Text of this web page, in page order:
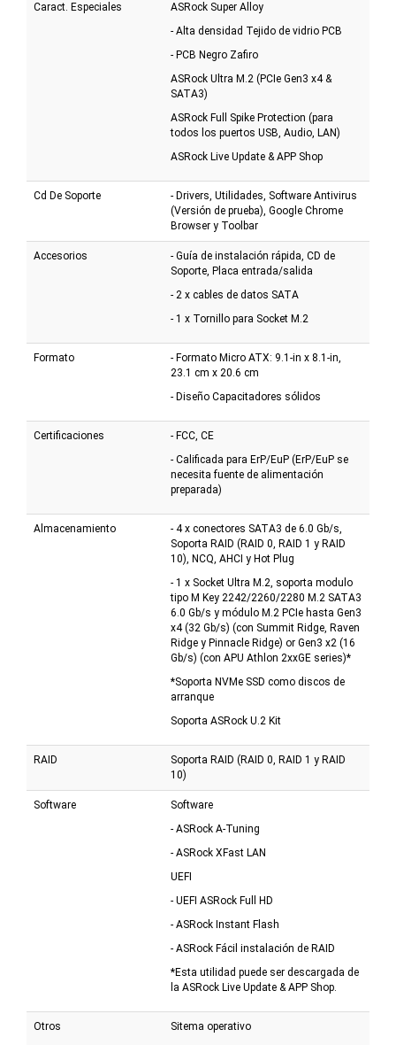
Caract. Especiales
ASRock Super Alloy
- Alta densidad Tejido de vidrio PCB
- PCB Negro Zafiro
ASRock Ultra M.2 (PCIe Gen3 x4 &
SATA3)
ASRock Full Spike Protection (para
todos los puertos USB, Audio, LAN)
ASRock Live Update & APP Shop
Cd De Soporte
- Drivers, Utilidades, Software Antivirus
(Versión de prueba), Google Chrome
Browser y Toolbar
Accesorios
- Guía de instalación rápida, CD de
Soporte, Placa entrada/salida
- 2 x cables de datos SATA
- 1 x Tornillo para Socket M.2
Formato
- Formato Micro ATX: 9.1-in x 8.1-in,
23.1 cm x 20.6 cm
- Diseño Capacitadores sólidos
Certificaciones
- FCC, CE
- Calificada para ErP/EuP (ErP/EuP se
necesita fuente de alimentación
preparada)
Almacenamiento
- 4 x conectores SATA3 de 6.0 Gb/s,
Soporta RAID (RAID 0, RAID 1 y RAID
10), NCQ, AHCI y Hot Plug
- 1 x Socket Ultra M.2, soporta modulo
tipo M Key 2242/2260/2280 M.2 SATA3
6.0 Gb/s y módulo M.2 PCIe hasta Gen3
x4 (32 Gb/s) (con Summit Ridge, Raven
Ridge y Pinnacle Ridge) or Gen3 x2 (16
Gb/s) (con APU Athlon 2xxGE series)*
*Soporta NVMe SSD como discos de
arranque
Soporta ASRock U.2 Kit
RAID
Soporta RAID (RAID 0, RAID 1 y RAID
10)
Software
Software
- ASRock A-Tuning
- ASRock XFast LAN
UEFI
- UEFI ASRock Full HD
- ASRock Instant Flash
- ASRock Fácil instalación de RAID
*Esta utilidad puede ser descargada de
la ASRock Live Update & APP Shop.
Otros
Sitema operativo